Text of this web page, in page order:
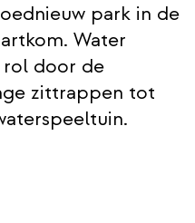
park in de
Water
door de
zittrappen tot